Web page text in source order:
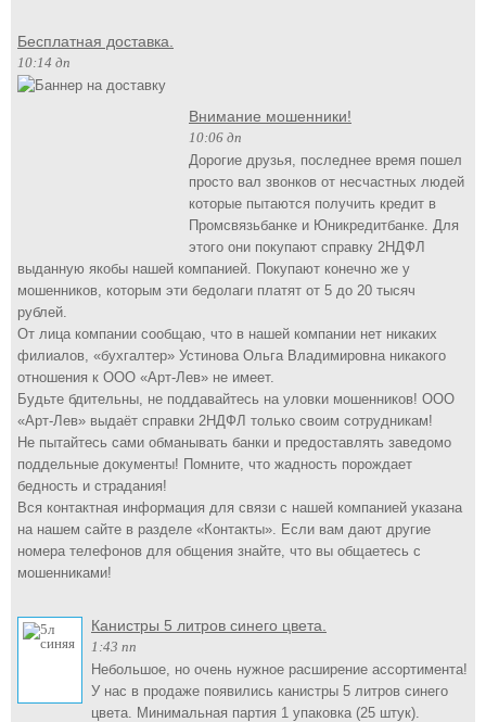
Бесплатная доставка.
10:14 дп
Внимание мошенники!
10:06 дп
Дорогие друзья, последнее время пошел
просто вал звонков от несчастных людей
которые пытаются получить кредит в
Промсвязьбанке и Юникредитбанке. Для
этого они покупают справку 2НДФЛ
выданную якобы нашей компанией. Покупают конечно же у
мошенников, которым эти бедолаги платят от 5 до 20 тысяч
рублей.
От лица компании сообщаю, что в нашей компании нет никаких
филиалов, «бухгалтер» Устинова Ольга Владимировна никакого
отношения к ООО «Арт-Лев» не имеет.
Будьте бдительны, не поддавайтесь на уловки мошенников! ООО
«Арт-Лев» выдаёт справки 2НДФЛ только своим сотрудникам!
Не пытайтесь сами обманывать банки и предоставлять заведомо
поддельные документы! Помните, что жадность порождает
бедность и страдания!
Вся контактная информация для связи с нашей компанией указана
на нашем сайте в разделе «Контакты». Если вам дают другие
номера телефонов для общения знайте, что вы общаетесь с
мошенниками!
Канистры 5 литров синего цвета.
1:43 пп
Небольшое, но очень нужное расширение ассортимента!
У нас в продаже появились канистры 5 литров синего
цвета. Минимальная партия 1 упаковка (25 штук).